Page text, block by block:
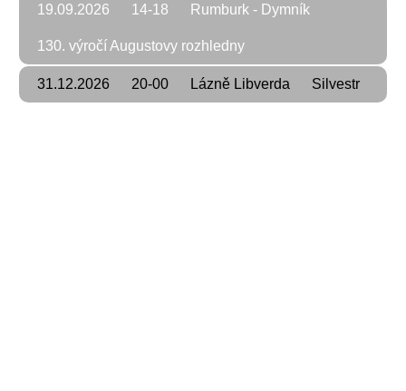
19.09.2026 14-18 Rumburk - Dymník
130. výročí Augustovy rozhledny
31.12.2026 20-00 Lázně Libverda Silvestr